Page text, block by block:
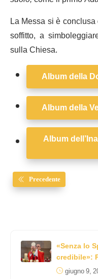
La Messa si è
soffitto, a
sulla Chiesa.
Album della
Album della
Album
Precedente
«Senza lo
credibile»:
giugno 9,